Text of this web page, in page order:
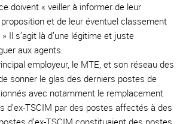
doivent « veiller à informer de leur
et de leur éventuel classement
Il s’agit là d’une légitime et juste
aux agents.
employeur, le MTE, et son réseau des
sonner le glas des derniers postes de
avec notamment le remplacement
d’ex-TSCIM par des postes affectés à des
d’ex-TSCIM constituaient des postes